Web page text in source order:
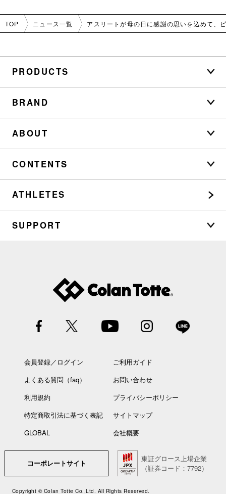
TOP ニュース一覧 アスリートが母の日に感謝の思いを込めて、
PRODUCTS
BRAND
ABOUT
CONTENTS
ATHLETES
SUPPORT
会員登録／ログイン
ご利用ガイド
よくある質問（faq）
お問い合わせ
利用規約
プライバシーポリシー
特定商取引法に基づく表記
サイトマップ
GLOBAL
会社概要
コーポレートサイト
東証グロース上場企業
（証券コード：7792）
Copyright © Colan Totte Co.,Ltd. All Rights Reserved.